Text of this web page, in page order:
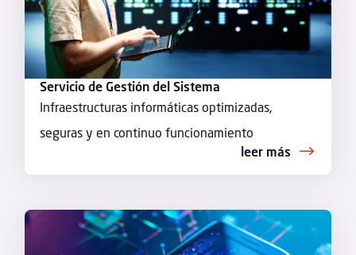
Servicio de Gestión del Sistema
Infraestructuras informáticas optimizadas,
seguras y en continuo funcionamiento
leer más